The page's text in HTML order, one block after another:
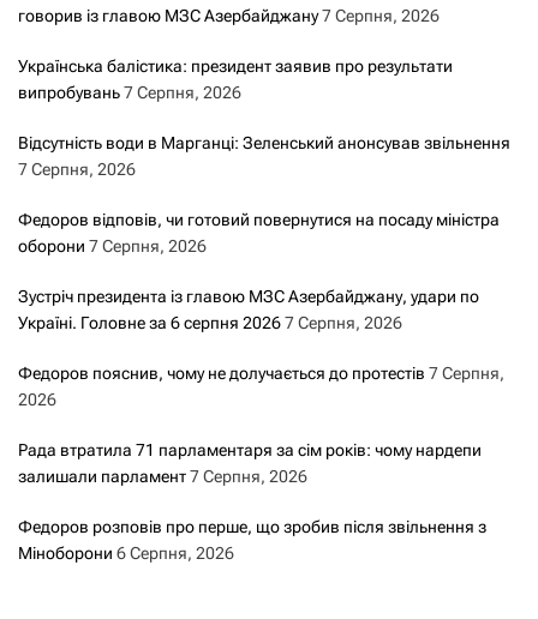
говорив із главою МЗС Азербайджану7 Серпня, 2026
Українська балістика: президент заявив про результати
випробувань7 Серпня, 2026
Відсутність води в Марганці: Зеленський анонсував звільнення
7 Серпня, 2026
Федоров відповів, чи готовий повернутися на посаду міністра
оборони 7 Серпня, 2026
Зустріч президента із главою МЗС Азербайджану, удари по
Україні. Головне за 6 серпня 20267 Серпня, 2026
Федоров пояснив, чому не долучається до протестів 7 Серпня,
2026
Рада втратила 71 парламентаря за сім років: чому нардепи
залишали парламент7 Серпня, 2026
Федоров розповів про перше, що зробив після звільнення з
Міноборони 6 Серпня, 2026